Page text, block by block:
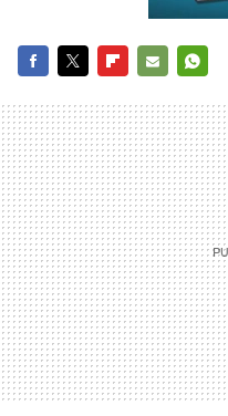
MAIL